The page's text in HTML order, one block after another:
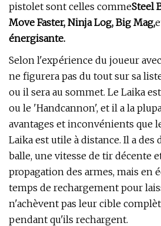
pistolet sont celles commeSteel
Move Faster, Ninja Log, Big Mag,
énergisante.
Selon l'expérience du joueur
ne figurera pas du tout sur sa
ou il sera au sommet. Le Laika
ou le 'Handcannon', et il a la
avantages et inconvénients que
Laika est utile à distance. Il a des
balle, une vitesse de tir décente
propagation des armes, mais en
temps de rechargement pour
n'achèvent pas leur cible
pendant qu'ils rechargent.